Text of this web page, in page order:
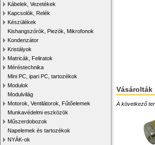
Kábelek, Vezetékek
Kapcsolók, Relék
Készülékek
Kishangszórók, Piezók, Mikrofonok
Kondenzátor
Kristályok
Matricák, Feliratok
Méréstechnika
Mini PC, ipari PC, tartozékok
Modulok
Modulvilág
Motorok, Ventilátorok, Fűtőelemek
Munkavédelmi eszközök
Műszerdobozok
Napelemek és tartozékok
NYÁK-ok
Vásárolták
A következő